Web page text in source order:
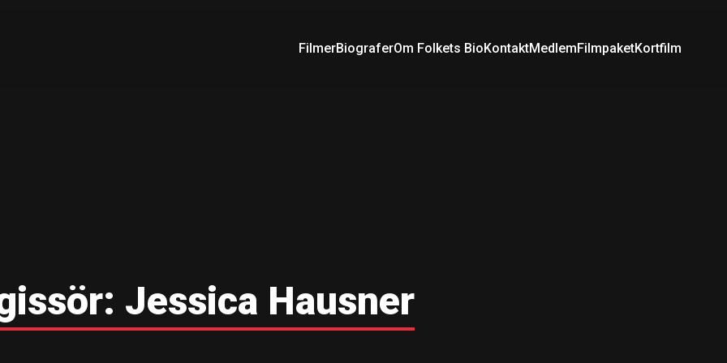
FilmerBiograferOm Folkets BioKontaktMedlemFilmpaketKortfilm
Jessica Hausner